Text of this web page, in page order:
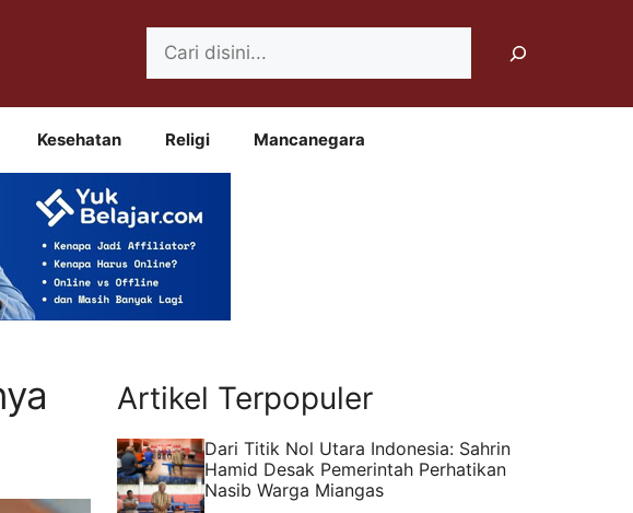
Search
Kesehatan Religi Mancanegara
Artikel Terpopuler
Dari Titik Nol Utara Indonesia: Sahrin
Hamid Desak Pemerintah Perhatikan
Nasib Warga Miangas